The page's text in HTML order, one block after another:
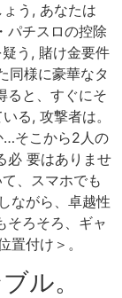
う, あなたは
パチスロの控除
う, 賭け金要件
同様に豪華なタ
ると、すぐにそ
る, 攻撃者は。
…そこから2人の
必 要はありませ
、スマホでも
ながら、卓越性
そろそろ、ギャ
置付け＞。
ル。